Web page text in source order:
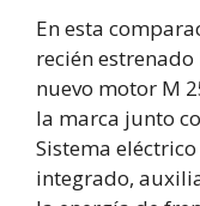
En esta
recién estrenado
nuevo motor M
la marca junto
Sistema
integrado,